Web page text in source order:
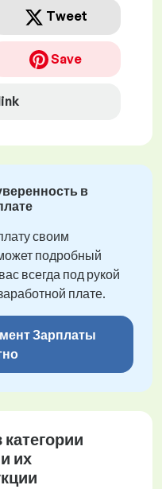
Tweet
Save
в
своим
подробный
всегда под рукой
плате.
Зарплаты
их